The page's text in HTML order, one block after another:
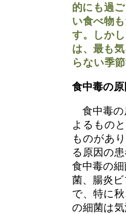
的にも過
い食べ物
す。しか
は、最も
らない季
食中毒の原
食中毒の
よるもの
ものがあ
る原因の
食中毒の
菌、腸炎
で、特に
の細菌は